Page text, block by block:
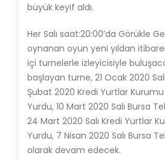
büyük keyif aldı.
Her Salı saat:20:00’da Görükle
oynanan oyun yeni yıldan
içi turnelerle izleyicisiyle
başlayan turne, 21 Ocak 2020
Şubat 2020 Kredi Yurtlar
Yurdu, 10 Mart 2020 Salı Bursa
24 Mart 2020 Salı Kredi Yurtlar
Yurdu, 7 Nisan 2020 Salı Bursa
olarak devam edecek.